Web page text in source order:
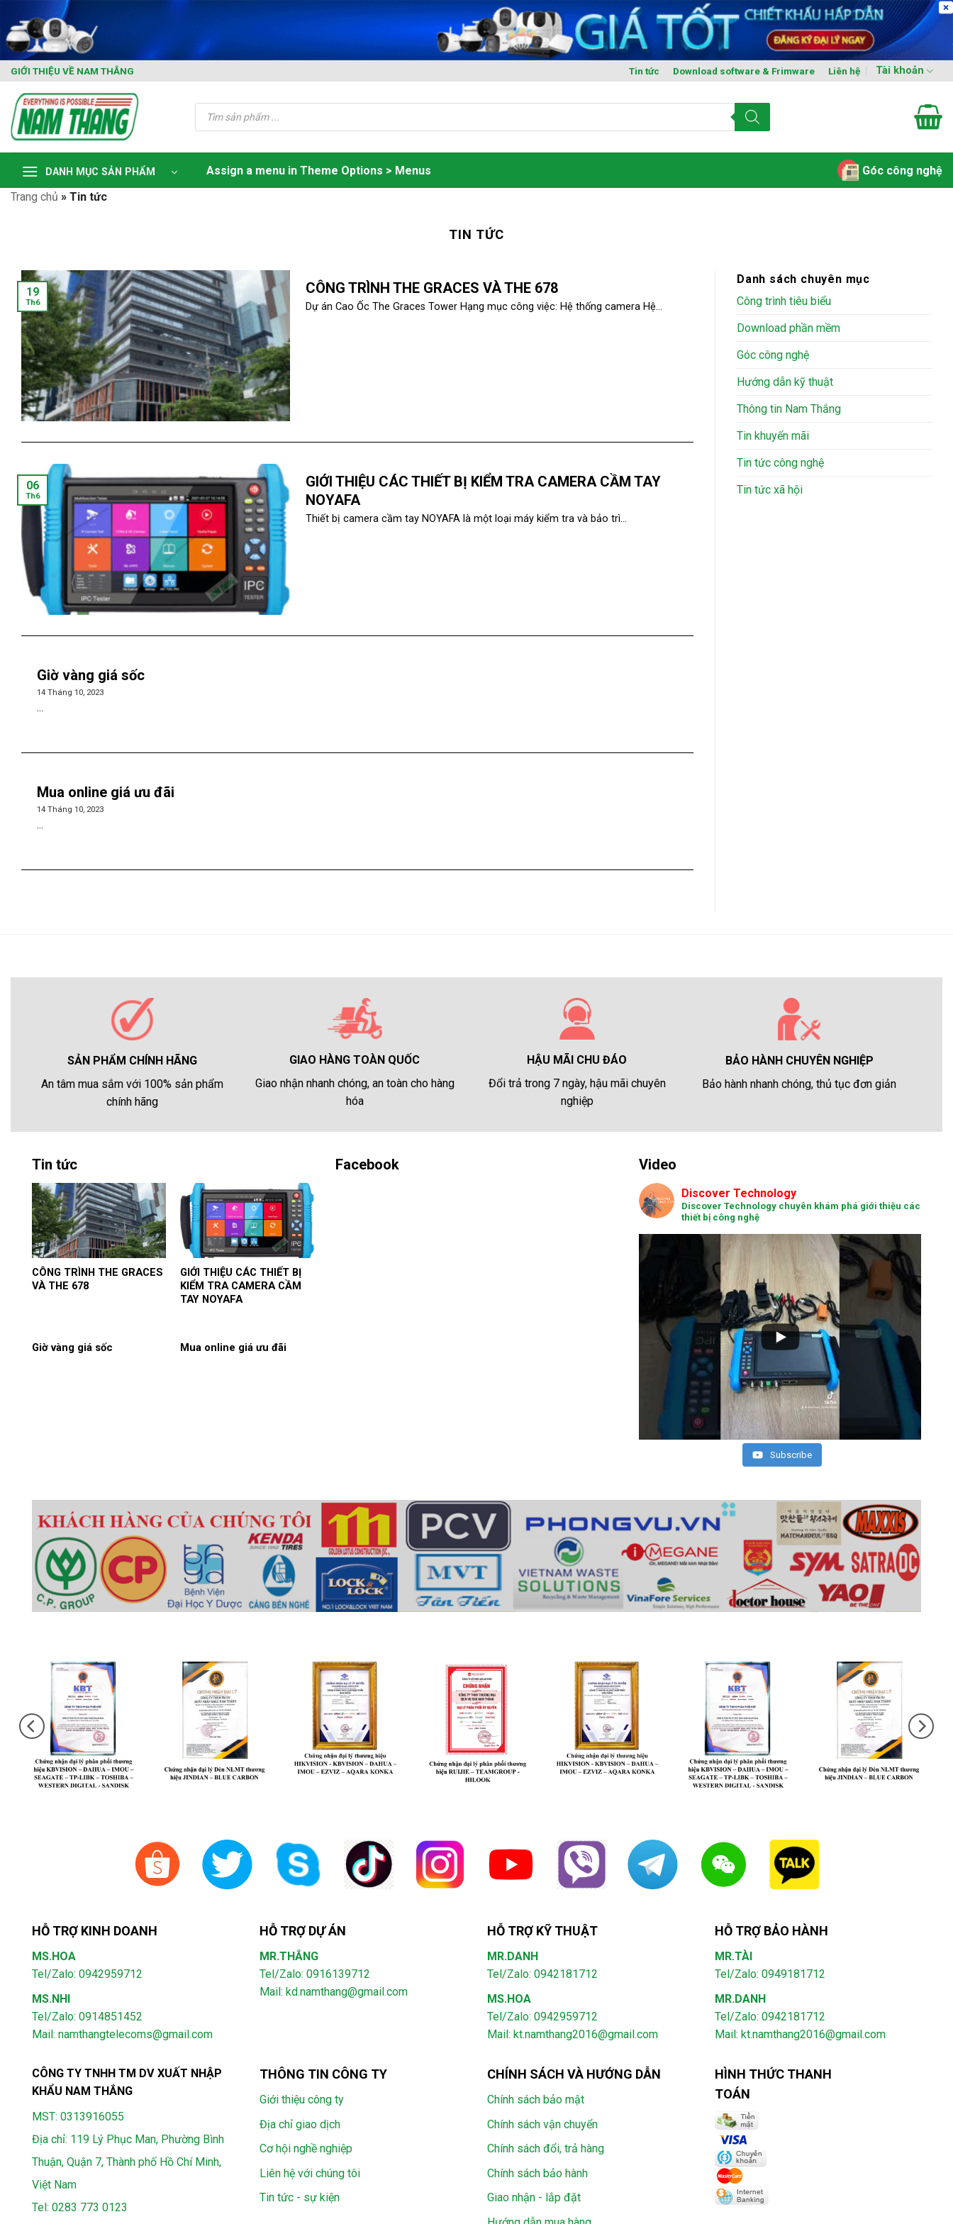
content
GIỚI THIỆU VỀ NAM THẮNG Tin tức Download software & Frimware Liên hệ Tài khoản
Tìm
kiếm
phẩm
DANH MỤC SẢN PHẨM Assign a menu in Theme Options > Menus
Góc công nghệ
Trang chủ » Tin tức
TIN TỨC
CÔNG TRÌNH THE GRACES VÀ THE 678
Dự án Cao Ốc The Graces Tower Hạng mục công việc: Hệ thống camera Hệ...
19
Th6
GIỚI THIỆU CÁC THIẾT BỊ KIỂM TRA CAMERA CẦM TAY
NOYAFA
Thiết bị camera cầm tay NOYAFA là một loại máy kiểm tra và bảo trì...
06
Th6
Giờ vàng giá sốc
14 Tháng 10, 2023
...
Mua online giá ưu đãi
14 Tháng 10, 2023
...
Danh sách chuyên mục
Công trình tiêu biểu
Download phần mềm
Góc công nghệ
Hướng dẫn kỹ thuật
Thông tin Nam Thắng
Tin khuyến mãi
Tin tức công nghệ
Tin tức xã hội
SẢN PHẨM CHÍNH HÃNG
An tâm mua sắm với 100% sản phẩm
chính hãng
GIAO HÀNG TOÀN QUỐC
Giao nhận nhanh chóng, an toàn cho hàng
hóa
HẬU MÃI CHU ĐÁO
Đổi trả trong 7 ngày, hậu mãi chuyên
nghiệp
BẢO HÀNH CHUYÊN NGHIỆP
Bảo hành nhanh chóng, thủ tục đơn giản
Tin tức
CÔNG TRÌNH THE GRACES
VÀ THE 678
GIỚI THIỆU CÁC THIẾT BỊ
KIỂM TRA CAMERA CẦM
TAY NOYAFA
Giờ vàng giá sốc Mua online giá ưu đãi
Facebook Video
Discover Technology
Discover Technology chuyên khám phá giới thiệu các
thiết bị công nghệ
Subscribe
HỖ TRỢ KINH DOANH
MS.HOA
Tel/Zalo: 0942959712
MS.NHI
Tel/Zalo: 0914851452
Mail: namthangtelecoms@gmail.com
HỖ TRỢ DỰ ÁN
MR.THẮNG
Tel/Zalo: 0916139712
Mail: kd.namthang@gmail.com
HỖ TRỢ KỸ THUẬT
MR.DANH
Tel/Zalo: 0942181712
MS.HOA
Tel/Zalo: 0942959712
Mail: kt.namthang2016@gmail.com
HỖ TRỢ BẢO HÀNH
MR.TÀI
Tel/Zalo: 0949181712
MR.DANH
Tel/Zalo: 0942181712
Mail: kt.namthang2016@gmail.com
CÔNG TY TNHH TM DV XUẤT NHẬP
KHẨU NAM THẮNG
MST: 0313916055
Địa chỉ: 119 Lý Phục Man, Phường Bình
Thuận, Quận 7, Thành phố Hồ Chí Minh,
Việt Nam
Tel: 0283 773 0123
THÔNG TIN CÔNG TY
Giới thiệu công ty
Địa chỉ giao dịch
Cơ hội nghề nghiệp
Liên hệ với chúng tôi
Tin tức - sự kiện
CHÍNH SÁCH VÀ HƯỚNG DẪN
Chính sách bảo mật
Chính sách vận chuyển
Chính sách đổi, trả hàng
Chính sách bảo hành
Giao nhận - lắp đặt
HÌNH THỨC THANH
TOÁN